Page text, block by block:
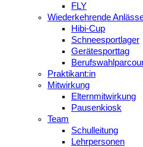
FLY
Wiederkehrende
Hibi-Cup
Schneesportlager
Gerätesporttag
Praktikant:in
Mitwirkung
Elternmitwirkung
Pausenkiosk
Team
Schulleitung
Lehrpersonen